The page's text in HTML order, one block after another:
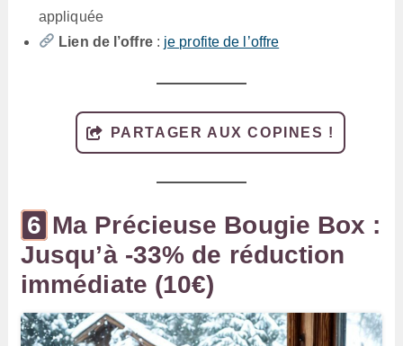
appliquée
Lien de l’offre: je profite de l’offre
PARTAGER AUX COPINES !
Ma Précieuse Bougie Box :
Jusqu’à -33% de réduction
immédiate (10€)